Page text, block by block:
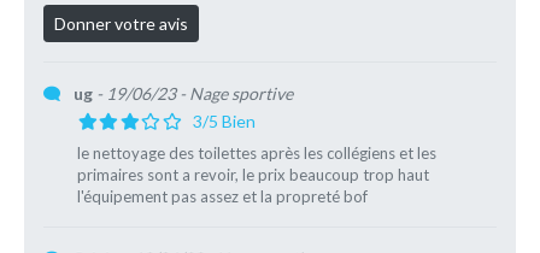
ug - 19/06/23- Nage sportive
3/5 Bien
le nettoyage des toilettes après les collégiens et les
primaires sont a revoir, le prix beaucoup trop haut
l'équipement pas assez et la propreté bof